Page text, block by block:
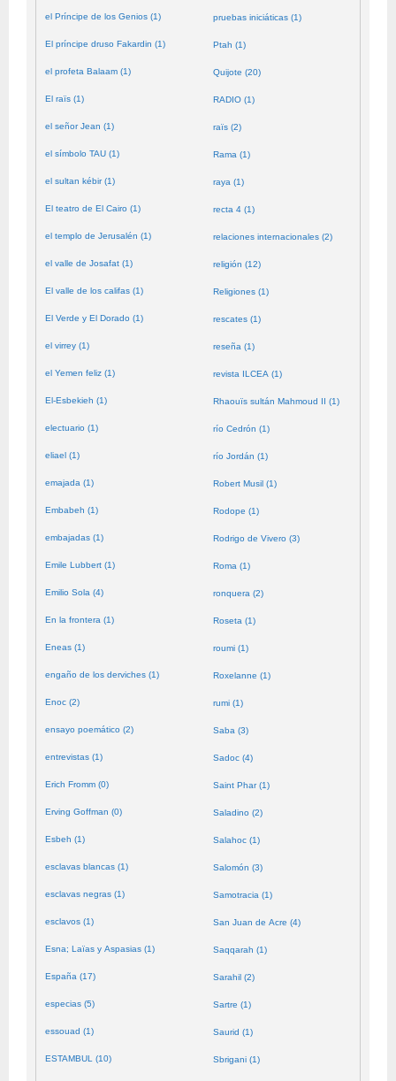
el Príncipe de los Genios (1)
El príncipe druso Fakardin (1)
el profeta Balaam (1)
El raïs (1)
el señor Jean (1)
el símbolo TAU (1)
el sultan kébir (1)
El teatro de El Cairo (1)
el templo de Jerusalén (1)
el valle de Josafat (1)
El valle de los califas (1)
El Verde y El Dorado (1)
el virrey (1)
el Yemen feliz (1)
El-Esbekieh (1)
electuario (1)
eliael (1)
emajada (1)
Embabeh (1)
embajadas (1)
Emile Lubbert (1)
Emilio Sola (4)
En la frontera (1)
Eneas (1)
engaño de los derviches (1)
Enoc (2)
ensayo poemático (2)
entrevistas (1)
Erich Fromm (0)
Erving Goffman (0)
Esbeh (1)
esclavas blancas (1)
esclavas negras (1)
esclavos (1)
Esna; Laïas y Aspasias (1)
España (17)
especias (5)
essouad (1)
ESTAMBUL (10)
pruebas iniciáticas (1)
Ptah (1)
Quijote (20)
RADIO (1)
raïs (2)
Rama (1)
raya (1)
recta 4 (1)
relaciones internacionales (2)
religión (12)
Religiones (1)
rescates (1)
reseña (1)
revista ILCEA (1)
Rhaouïs sultán Mahmoud II (1)
río Cedrón (1)
río Jordán (1)
Robert Musil (1)
Rodope (1)
Rodrigo de Vivero (3)
Roma (1)
ronquera (2)
Roseta (1)
roumi (1)
Roxelanne (1)
rumi (1)
Saba (3)
Sadoc (4)
Saint Phar (1)
Saladino (2)
Salahoc (1)
Salomón (3)
Samotracia (1)
San Juan de Acre (4)
Saqqarah (1)
Sarahil (2)
Sartre (1)
Saurid (1)
Sbrigani (1)